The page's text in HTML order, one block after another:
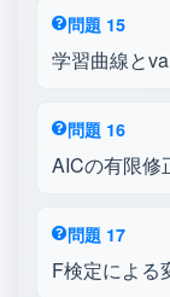
問題 15
学習曲線と
問題 16
AICの有限修
問題 17
F検定による